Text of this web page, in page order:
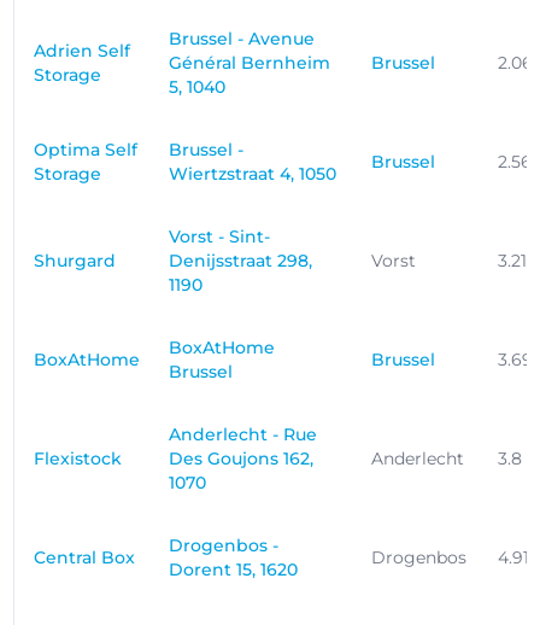
Adrien Self
Storage
Brussel - Avenue
Général Bernheim
5, 1040
Brussel 2.06
Optima Self
Storage
Brussel -
Wiertzstraat 4, 1050
Brussel 2.56
Shurgard
Vorst - Sint-
Denijsstraat 298,
1190
Vorst 3.21
BoxAtHome
BoxAtHome
Brussel
Brussel 3.69
Flexistock
Anderlecht - Rue
Des Goujons 162,
1070
Anderlecht 3.8
Central Box
Drogenbos -
Dorent 15, 1620
Drogenbos 4.91